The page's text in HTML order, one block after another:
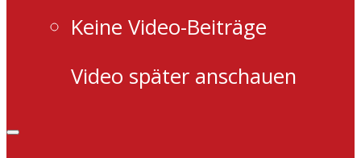
Keine Video-Beiträge
Video später anschauen